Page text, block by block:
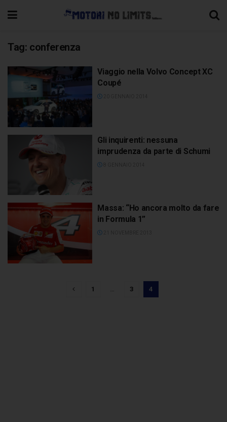
Tag: conferenza
Viaggio nella Volvo Concept XC
Coupé
Gli inquirenti: nessuna
imprudenza da parte di Schumi
Massa: “Ho ancora molto da fare
in Formula 1”
1 3 4